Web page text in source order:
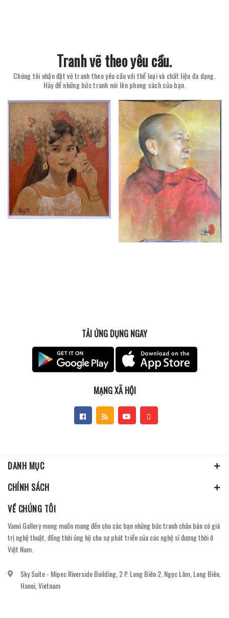
Tranh vẽ theo yêu cầu.
Chúng tôi nhận đặt vẽ tranh theo yêu cầu với thể loại và chất liệu đa dạng.
Hãy để những bức tranh nói lên phong cách của bạn.
TẢI ỨNG DỤNG NGAY
MẠNG XÃ HỘI
DANH MỤC
CHÍNH SÁCH
VỀ CHÚNG TÔI
Vanvi Gallery mong muốn mang đến cho các bạn những bức tranh chân bản có giá
trị nghệ thuật, đồng thời ủng hộ cho sự phát triển của các nghệ sĩ đương thời ở
Việt Nam.
Sky Suite - Mipec Riverside Building, 2 P. Long Biên 2, Ngọc Lâm, Long Biên,
Hanoi, Vietnam